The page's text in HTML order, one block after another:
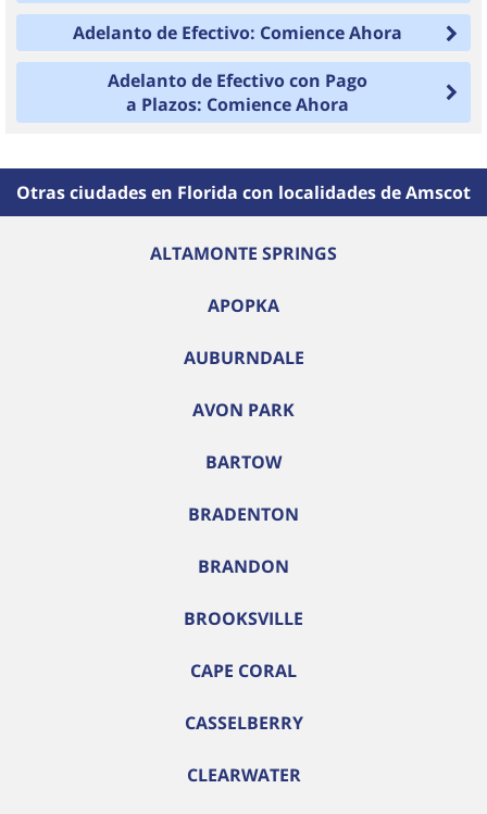
Adelanto de Efectivo: Comience Ahora
Adelanto de Efectivo con Pago
a Plazos: Comience Ahora
Otras ciudades en Florida con localidades de Amscot
ALTAMONTE SPRINGS
APOPKA
AUBURNDALE
AVON PARK
BARTOW
BRADENTON
BRANDON
BROOKSVILLE
CAPE CORAL
CASSELBERRY
CLEARWATER